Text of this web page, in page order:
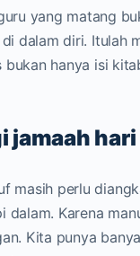
yang matang
dalam diri. Itulah
hanya isi
jamaah
masih perlu
dalam. Karena
Kita punya